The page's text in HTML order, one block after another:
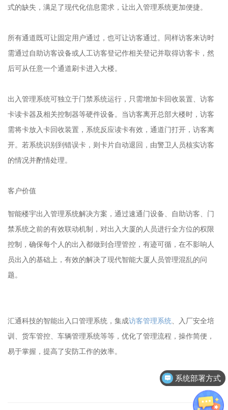
式的缺失，满足了现代化信息需求，让出入管理系统更加便捷。
所有通道既可让固定用户通过，也可让访客通过。同样访客来访时
需通过自助访客设备或人工访客登记作相关登记并取得访客卡，然
后可从任意一个通道刷卡进入大楼。
出入管理系统可独立于门禁系统运行，只需增加卡回收装置、访客
卡读卡器及相关控制器等硬件设备。当访客离开总部大楼时，访客
需将卡放入卡回收装置，系统反应读卡有效，通道门打开，访客离
开。若系统识别到错误卡，则卡片自动退回，由警卫人员核实访客
的情况并酌情处理。
客户价值
智能楼宇出入管理系统解决方案，通过速通门设备、自助访客、门
禁系统之前的有效联动机制，对出入大厦的人员进行全方位的权限
控制，确保每个人的出入都做到合理管控，有迹可循，在不影响人
员出入的基础上，有效的解决了现代智能大厦人员管理混乱的问
题。
汇通科技的智能出入口管理系统，集成访客管理系统 、入厂安全培
训、货车管控、车辆管理系统等等，优化了管理流程，操作简便，
易于掌握，提高了安防工作的效率。
作者：汇通科技
系统部署方式